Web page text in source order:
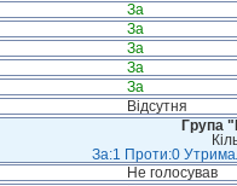
За
За
За
За
За
Відсутня
Група
За:1 Проти:0
Не голосував